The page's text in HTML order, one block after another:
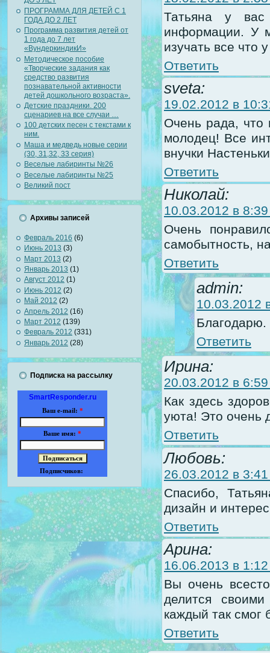
ПРОГРАММА ДЛЯ ДЕТЕЙ С 1
ГОДА ДО 2 ЛЕТ
Программа развития детей от
1 года до 7 лет
«ВундеркиндикИ»
Методическое пособие
«Творческие задания как
средство развития
познавательной активности
детей дошкольного возраста».
Детские праздники. 200
сценариев на все случаи …
100 детских песен с текстами к
ним.
Маша и медведь новые серии
(30, 31,32, 33 серия)
Веселые лабиринты №26
Веселые лабиринты №25
Великий пост
Архивы записей
Февраль 2016 (6)
Июнь 2013 (3)
Март 2013 (2)
Январь 2013 (1)
Август 2012 (1)
Июнь 2012 (2)
Май 2012 (2)
Апрель 2012 (16)
Март 2012 (139)
Февраль 2012 (331)
Январь 2012 (28)
Подписка на рассылку
SmartResponder.ru
Ваш e-mail: *
Ваше имя: *
Подписчиков:
Татьяна у
информации. У
изучать все что
Ответить
sveta:
19.02.2012 в
Очень рада,
молодец! Все
внучки
Ответить
Николай:
10.03.2012 в
Очень
самобытность,
Ответить
admin:
10.03.2012
Ответить
Ирина:
20.03.2012 в
Как здесь
уюта! Это очень
Ответить
Любовь:
26.03.2012 в
Спасибо,
дизайн и
Ответить
Арина:
16.06.2013 в
Вы очень
делится
каждый так смог
Ответить